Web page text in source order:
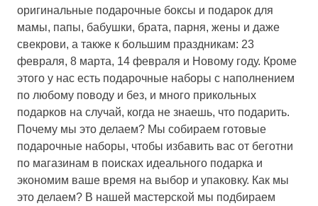
оригинальные подарочные боксы и подарок для
мамы, папы, бабушки, брата, парня, жены и даже
свекрови, а также к большим праздникам: 23
февраля, 8 марта, 14 февраля и Новому году. Кроме
этого у нас есть подарочные наборы с наполнением
по любому поводу и без, и много прикольных
подарков на случай, когда не знаешь, что подарить.
Почему мы это делаем? Мы собираем готовые
подарочные наборы, чтобы избавить вас от беготни
по магазинам в поисках идеального подарка и
экономим ваше время на выбор и упаковку. Как мы
это делаем? В нашей мастерской мы подбираем